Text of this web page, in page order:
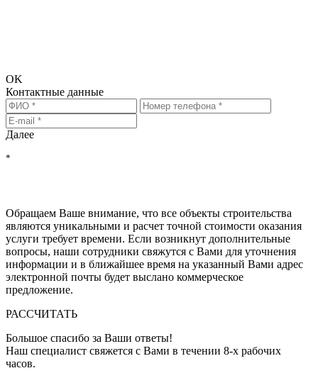
OK
Контактные данные
Далее
*
Обращаем Ваше внимание, что все объекты строительства
являются уникальными и расчет точной стоимости оказания
услуги требует времени. Если возникнут дополнительные
вопросы, наши сотрудники свяжутся с Вами для уточнения
информации и в ближайшее время на указанный Вами адрес
электронной почты будет выслано коммерческое
предложение.
РАССЧИТАТЬ
Большое спасибо за Ваши ответы!
Наш специалист свяжется с Вами в течении 8-x рабочих
часов.